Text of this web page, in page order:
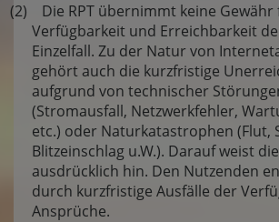
(2) Die RPT übernimmt keine Gewähr
Verfügbarkeit und Erreichbarkeit
Einzelfall. Zu der Natur von
gehört auch die kurzfristige
aufgrund von technischer
(Stromausfall, Netzwerkfehler,
etc.) oder Naturkatastrophen (Flut,
Blitzeinschlag u.W.). Darauf weist
ausdrücklich hin. Den Nutzenden
durch kurzfristige Ausfälle der
Ansprüche.